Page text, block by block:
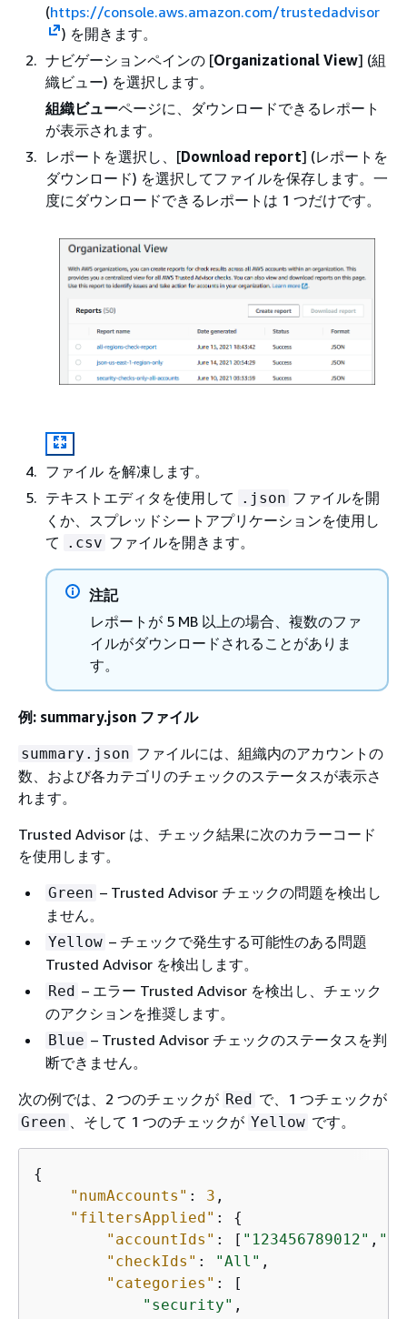
(https://console.aws.amazon.com/trustedadvisor
) を開きます。
ナビゲーションペインの [Organizational View] (組
織ビュー) を選択します。
組織ビューページに、ダウンロードできるレポート
が表示されます。
レポートを選択し、[Download report] (レポートを
ダウンロード) を選択してファイルを保存します。一
度にダウンロードできるレポートは 1 つだけです。
ファイル を解凍します。
テキストエディタを使用して
.json ファイルを開
くか、スプレッドシートアプリケーションを使用し
て
.csv ファイルを開きます。
注記
レポートが 5 MB 以上の場合、複数のファ
イルがダウンロードされることがありま
す。
例: summary.json ファイル
summary.json ファイルには、組織内のアカウントの
数、および各カテゴリのチェックのステータスが表示さ
れます。
Trusted Advisor は、チェック結果に次のカラーコード
を使用します。
Green – Trusted Advisor チェックの問題を検出し
ません。
Yellow – チェックで発生する可能性のある問題
Trusted Advisor を検出します。
Red – エラー Trusted Advisor を検出し、チェック
のアクションを推奨します。
Blue – Trusted Advisor チェックのステータスを判
断できません。
次の例では、2 つのチェックが Red で、1 つチェックが
Green 、そして 1 つのチェックが Yellow です。
{
"numAccounts" : 3 ,
"filtersApplied" : {
"accountIds" : [ "123456789012" ,
"checkIds" : "All" ,
"categories" : [
"security" ,